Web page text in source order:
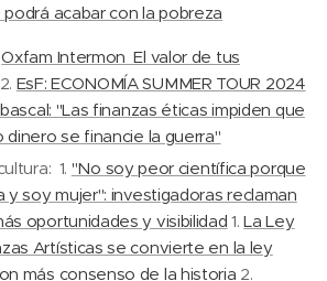
acabar con la pobreza
Oxfam Intermon El valor de tus
2. EsF: ECONOMÍA SUMMER TOUR 2024
"Las finanzas éticas impiden que
dinero se financie la guerra"
1. "No soy peor científica porque
y soy mujer": investigadoras reclaman
oportunidades y visibilidad 1.La Ley
Artísticas se convierte en la ley
más consenso de la historia 2.